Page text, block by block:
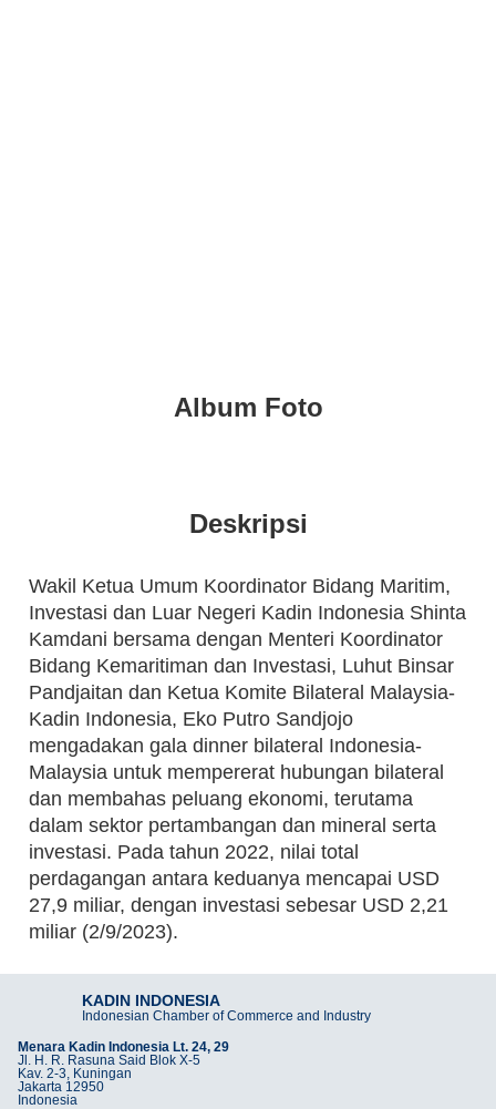
Album Foto
Deskripsi
Wakil Ketua Umum Koordinator Bidang Maritim,
Investasi dan Luar Negeri Kadin Indonesia Shinta
Kamdani bersama dengan Menteri Koordinator
Bidang Kemaritiman dan Investasi, Luhut Binsar
Pandjaitan dan Ketua Komite Bilateral Malaysia-
Kadin Indonesia, Eko Putro Sandjojo
mengadakan gala dinner bilateral Indonesia-
Malaysia untuk mempererat hubungan bilateral
dan membahas peluang ekonomi, terutama
dalam sektor pertambangan dan mineral serta
investasi. Pada tahun 2022, nilai total
perdagangan antara keduanya mencapai USD
27,9 miliar, dengan investasi sebesar USD 2,21
miliar (2/9/2023).
KADIN INDONESIA
Indonesian Chamber of Commerce and Industry
Menara Kadin Indonesia Lt. 24, 29
Jl. H. R. Rasuna Said Blok X-5
Kav. 2-3, Kuningan
Jakarta 12950
Indonesia